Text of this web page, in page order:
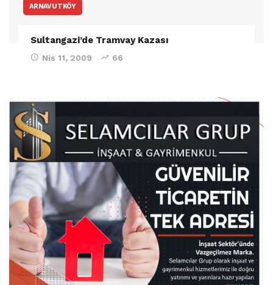
ARNAVUTKÖY
Sultangazi’de Tramvay Kazası
Nis 11, 2009 66